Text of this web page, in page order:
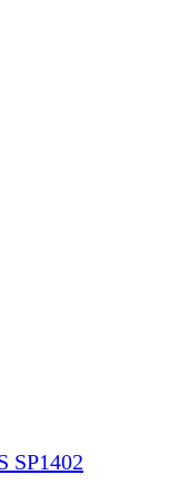
SP1402